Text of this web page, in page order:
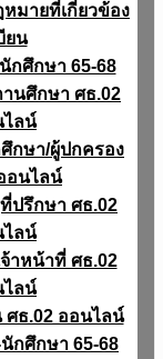
หมายที่เกี่ยวข้อง
ยน
กศึกษา 65-68
นศึกษา ศธ.02
ไลน์
กษา/ผู้ปกครอง
อนไลน์
ปรึกษา ศธ.02
ไลน์
าหน้าที่ ศธ.02
ไลน์
ศธ.02 ออนไลน์
กศึกษา 65-68